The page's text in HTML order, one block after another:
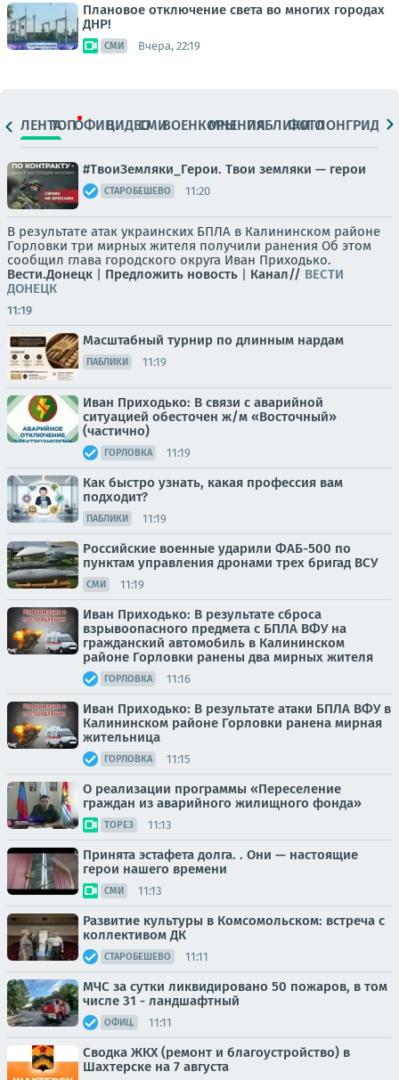
Плановое отключение света во многих городах
ДНР!
СМИ Вчера, 22:19
ЛЕНТАТОПОФИЦ.ВИДЕОСМИВОЕНКОРЫМНЕНИЯПАБЛИКИ
ФОТОЛОНГРИДЫ
#ТвоиЗемляки_Герои. Твои земляки — герои
СТАРОБЕШЕВО 11:20
В результате атак украинских БПЛА в Калининском районе
Горловки три мирных жителя получили ранения Об этом
сообщил глава городского округа Иван Приходько.
Вести.Донецк | Предложить новость | Канал// ВЕСТИ
ДОНЕЦК
11:19
Масштабный турнир по длинным нардам
ПАБЛИКИ 11:19
Иван Приходько: В связи с аварийной
ситуацией обесточен ж/м «Восточный»
(частично)
ГОРЛОВКА 11:19
Как быстро узнать, какая профессия вам
подходит?
ПАБЛИКИ 11:19
Российские военные ударили ФАБ-500 по
пунктам управления дронами трех бригад ВСУ
СМИ 11:19
Иван Приходько: В результате сброса
взрывоопасного предмета с БПЛА ВФУ на
гражданский автомобиль в Калининском
районе Горловки ранены два мирных жителя
ГОРЛОВКА 11:16
Иван Приходько: В результате атаки БПЛА ВФУ в
Калининском районе Горловки ранена мирная
жительница
ГОРЛОВКА 11:15
О реализации программы «Переселение
граждан из аварийного жилищного фонда»
ТОРЕЗ 11:13
Принята эстафета долга. . Они — настоящие
герои нашего времени
СМИ 11:13
Развитие культуры в Комсомольском: встреча с
коллективом ДК
СТАРОБЕШЕВО 11:11
МЧС за сутки ликвидировано 50 пожаров, в том
числе 31 - ландшафтный
ОФИЦ. 11:11
Сводка ЖКХ (ремонт и благоустройство) в
Шахтерске на 7 августа